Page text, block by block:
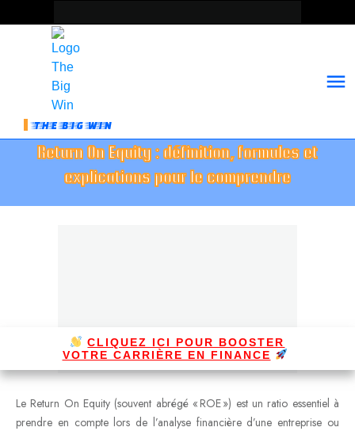
THE BIG WIN
Return On Equity : définition, formules et
explications pour le comprendre
CLIQUEZ ICI POUR BOOSTER
VOTRE CARRIÈRE EN FINANCE
Le Return On Equity (souvent abrégé « ROE ») est un ratio essentiel à
prendre en compte lors de l’analyse financière d’une entreprise ou